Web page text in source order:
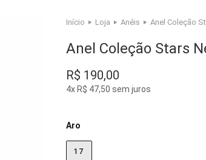
Início Loja Anéis Anel Coleção
Anel Coleção Stars
R$ 190,00
4x R$ 47,50 sem juros
Aro
17